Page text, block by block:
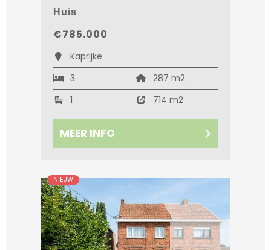
Huis
€785.000
Kaprijke
3
287 m2
1
714 m2
MEER INFO
NIEUW